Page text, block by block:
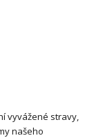
vyvážené stravy,
našeho